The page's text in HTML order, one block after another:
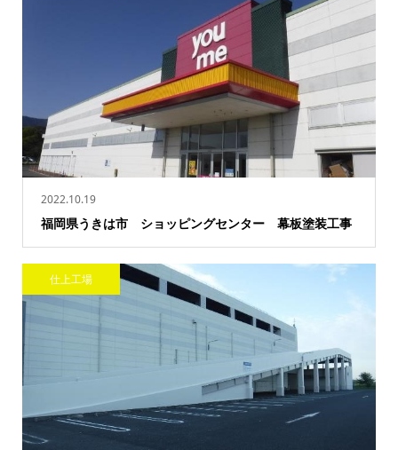
2022.10.19
福岡県うきは市 ショッピングセンター 幕板塗装工事
仕上工場